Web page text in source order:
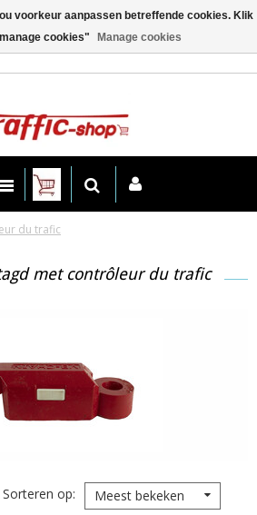
du trafic
met contrôleur du trafic
Sorteren op Meest bekeken
voorkeur aanpassen betreffende cookies. Klik
cookies"
Manage cookies